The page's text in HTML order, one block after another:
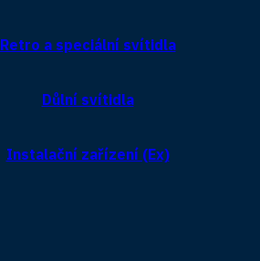
Retro a speciální svítidla
Důlní svítidla
Instalační zařízení (Ex)